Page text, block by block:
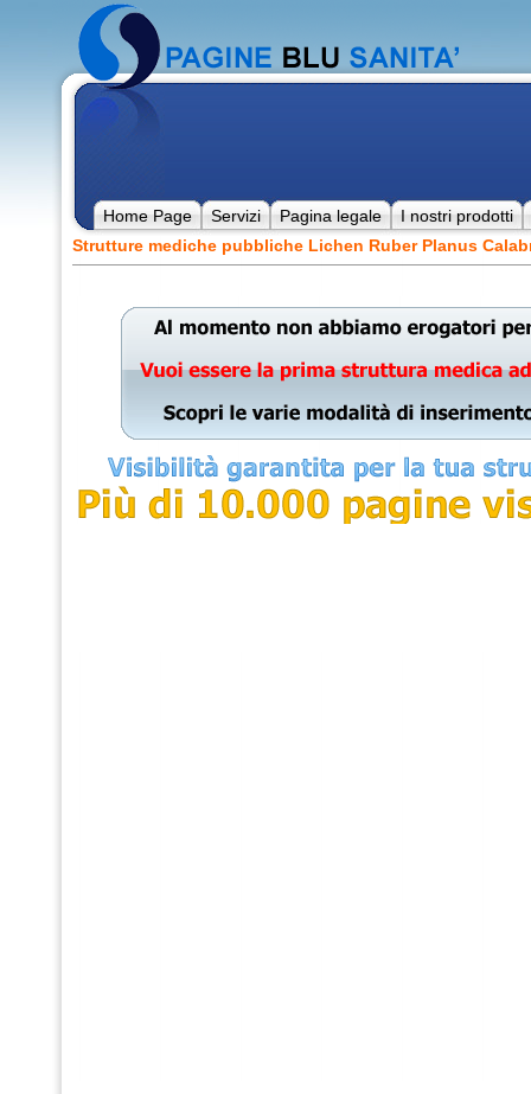
Home Page Servizi Pagina legale
I nostri prodotti
Strutture mediche pubbliche Lichen Ruber Planus